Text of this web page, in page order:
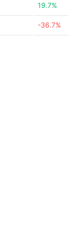
19.7%
-36.7%